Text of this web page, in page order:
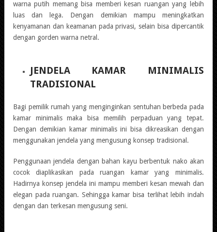
warna putih memang bisa memberi kesan ruangan yang lebih
luas dan lega. Dengan demikian mampu meningkatkan
kenyamanan dan keamanan pada privasi, selain bisa dipercantik
dengan gorden warna netral.
JENDELA KAMAR MINIMALIS
TRADISIONAL
Bagi pemilik rumah yang menginginkan sentuhan berbeda pada
kamar minimalis maka bisa memilih perpaduan yang tepat.
Dengan demikian kamar minimalis ini bisa dikreasikan dengan
menggunakan jendela yang mengusung konsep tradisional.
Penggunaan jendela dengan bahan kayu berbentuk nako akan
cocok diaplikasikan pada ruangan kamar yang minimalis.
Hadirnya konsep jendela ini mampu memberi kesan mewah dan
elegan pada ruangan. Sehingga kamar bisa terlihat lebih indah
dengan dan terkesan mengusung seni.